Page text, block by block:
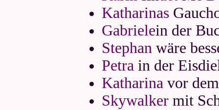
Katharinas
Gabrielein der
Stephan wäre
Petra in der
Katharina vor
Skywalker mit